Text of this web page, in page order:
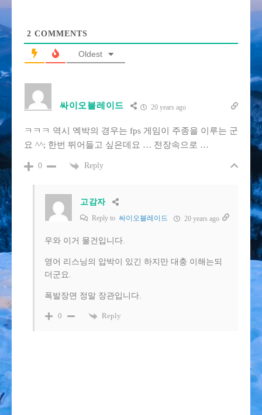
2 COMMENTS
Oldest
싸이오블레이드 20 years ago
ㅋㅋㅋ 역시 엑박의 경우는 fps 게임이 주종을 이루는 군
요 ^^; 한번 뛰어들고 싶은데요 … 전장속으로 …
0 Reply
고감자
Reply to 싸이오블레이드 20 years ago
우와 이거 물건입니다.
영어 리스닝의 압박이 있긴 하지만 대충 이해는되
더군요.
폭발장면 정말 장관입니다.
0 Reply